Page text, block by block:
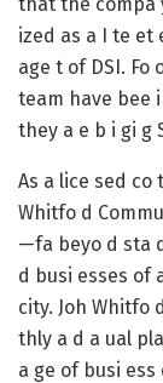
ized as a I te et
age t of DSI. Fo
team have bee
they a e b i gi g
As a lice sed co
Whitfo d
—fa beyo d sta
d busi esses of
city. Joh Whitfo
thly a d a ual
a ge of busi ess